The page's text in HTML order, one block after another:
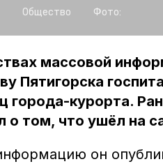
Общество Фото:
массовой
Пятигорска
города-курорта.
о том, что ушёл на
он